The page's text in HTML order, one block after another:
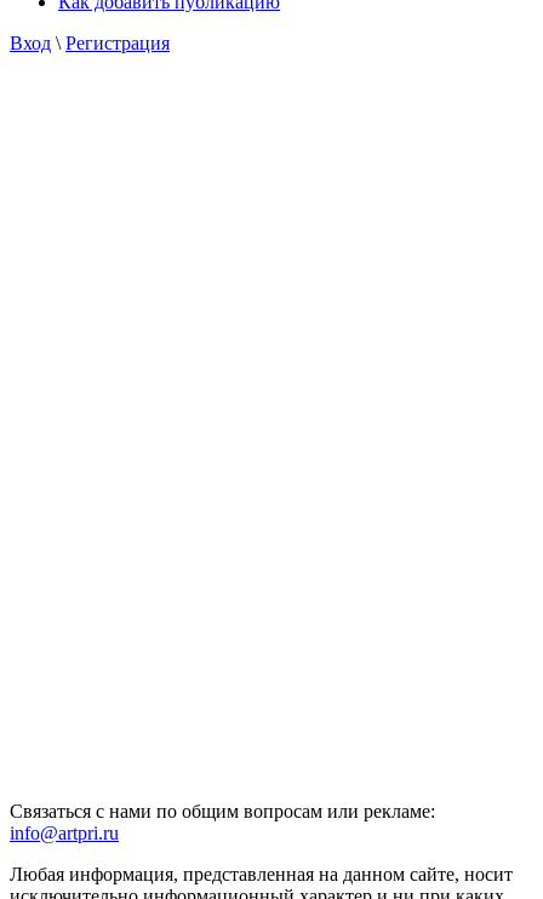
Вход \ Регистрация
Связаться с нами по общим вопросам или рекламе:
info@artpri.ru
Любая информация, представленная на данном сайте, носит